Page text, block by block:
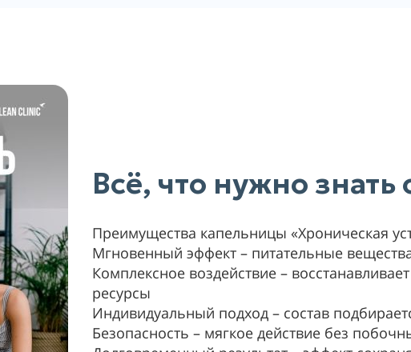
Всё, что нужно
Преимущества капельницы «Хроническая
Мгновенный эффект – питательные
Комплексное воздействие –
ресурсы
Индивидуальный подход – состав
Безопасность – мягкое действие без